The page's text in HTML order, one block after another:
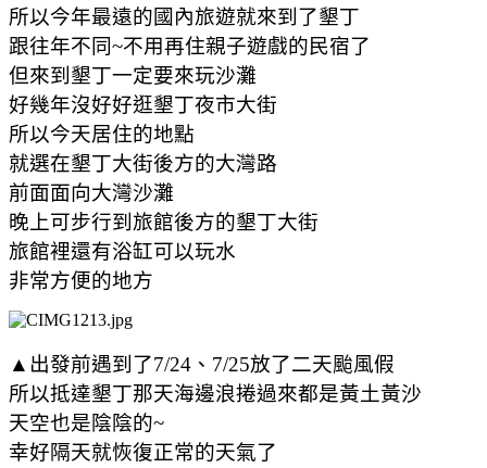
所以今年最遠的國內旅遊就來到了墾丁
跟往年不同~不用再住親子遊戲的民宿了
但來到墾丁一定要來玩沙灘
好幾年沒好好逛墾丁夜市大街
所以今天居住的地點
就選在墾丁大街後方的大灣路
前面面向大灣沙灘
晚上可步行到旅館後方的墾丁大街
旅館裡還有浴缸可以玩水
非常方便的地方
▲出發前遇到了7/24、 7/25放了二天颱風假
所以抵達墾丁那天海邊浪捲過來都是黃土黃沙
天空也是陰陰的~
幸好隔天就恢復正常的天氣了